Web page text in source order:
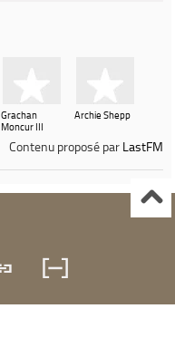
Grachan
Moncur III
Archie Shepp
Contenu proposé par LastFM